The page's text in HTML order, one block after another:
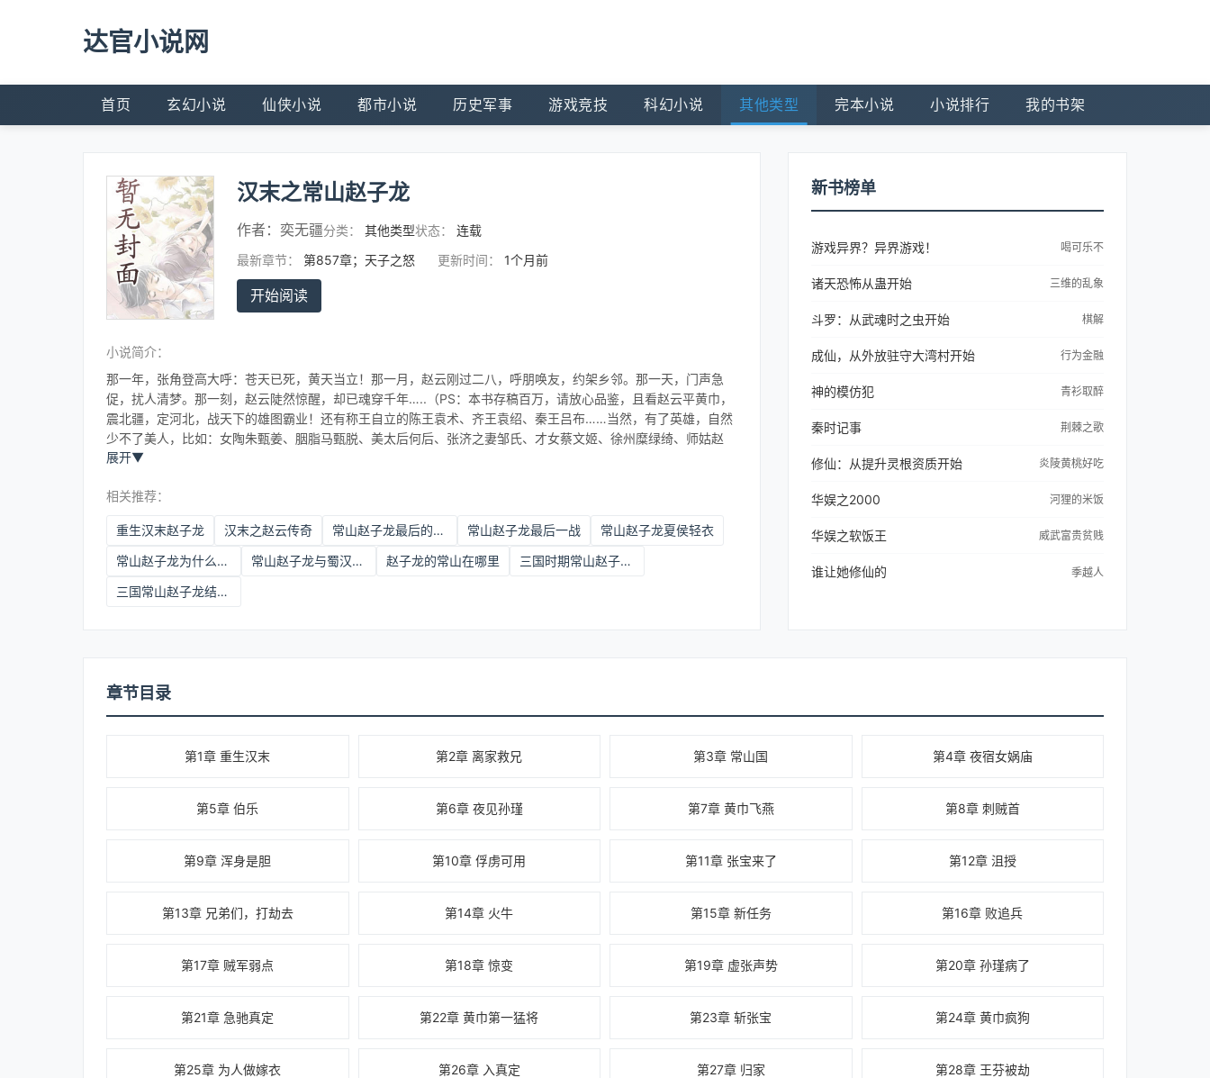
达官小说网
首页 玄幻小说 仙侠小说 都市小说 历史军事 游戏竞技 科幻小说 其他类型 完本小说 小说排行 我的书架
汉末之常山赵子龙
作者： 奕无疆分类： 其他类型状态：
连载
最新章节：
第857章；天子之怒 更新时间： 1个月前
开始阅读
小说简介：
那一年，张角登高大呼：苍天已死，黄天当立！那一月，赵云刚过二八，呼朋唤友，约架乡邻。那一天，门声急
促，扰人清梦。那一刻，赵云陡然惊醒，却已魂穿千年…..（PS：本书存稿百万，请放心品鉴，且看赵云平黄巾，
震北疆，定河北，战天下的雄图霸业！还有称王自立的陈王袁术、齐王袁绍、秦王吕布……当然，有了英雄，自然
少不了美人，比如：女陶朱甄姜、胭脂马甄脱、美太后何后、张济之妻邹氏、才女蔡文姬、徐州糜绿绮、师姑赵
展开▼
相关推荐：
重生汉末赵子龙 汉末之赵云传奇 常山赵子龙最后的结局 常山赵子龙最后一战
常山赵子龙夏侯轻衣
常山赵子龙为什么跟刘备
常山赵子龙与蜀汉的关系 赵子龙的常山在哪里
三国时期常山赵子龙的常山是哪里
三国常山赵子龙结局如何
新书榜单
游戏异界？异界游戏！ 喝可乐不
诸天恐怖从蛊开始 三维的乱象
斗罗：从武魂时之虫开始 棋解
成仙，从外放驻守大湾村开始 行为金融
神的模仿犯 青衫取醉
秦时记事 荆棘之歌
修仙：从提升灵根资质开始 炎陵黄桃好吃
华娱之2000 河狸的米饭
华娱之软饭王 威武富贵贫贱
谁让她修仙的 季越人
章节目录
第1章 重生汉末 第2章 离家救兄 第3章 常山国 第4章 夜宿女娲庙
第5章 伯乐 第6章 夜见孙瑾 第7章 黄巾飞燕 第8章 刺贼首
第9章 浑身是胆 第10章 俘虏可用 第11章 张宝来了 第12章 沮授
第13章 兄弟们，打劫去 第14章 火牛 第15章 新任务 第16章 败追兵
第17章 贼军弱点 第18章 惊变 第19章 虚张声势 第20章 孙瑾病了
第21章 急驰真定 第22章 黄巾第一猛将 第23章 斩张宝 第24章 黄巾疯狗
第25章 为人做嫁衣 第26章 入真定 第27章 归家 第28章 王芬被劫